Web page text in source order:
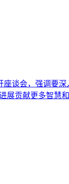
谈会，强调要
展贡献更多